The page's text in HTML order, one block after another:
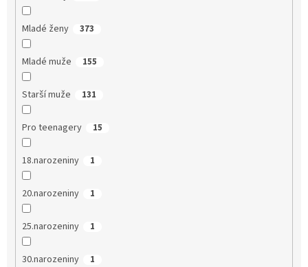
Mladé ženy 373
Mladé muže 155
Starší muže 131
Pro teenagery 15
18.narozeniny 1
20.narozeniny 1
25.narozeniny 1
30.narozeniny 1